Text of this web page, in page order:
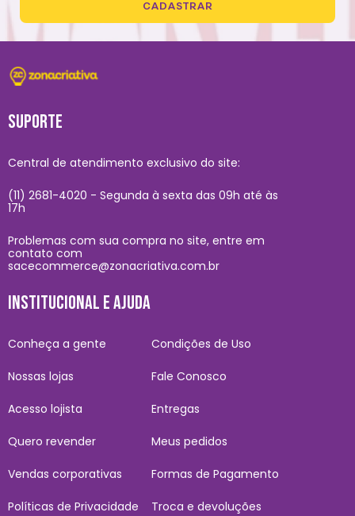
CADASTRAR
SUPORTE
Central de atendimento exclusivo do site:
(11) 2681-4020 - Segunda à sexta das 09h até às
17h
Problemas com sua compra no site, entre em
contato com
sacecommerce@zonacriativa.com.br
INSTITUCIONAL E AJUDA
Conheça a gente
Nossas lojas
Acesso lojista
Quero revender
Vendas corporativas
Políticas de Privacidade
Condições de Uso
Fale Conosco
Entregas
Meus pedidos
Formas de Pagamento
Troca e devoluções